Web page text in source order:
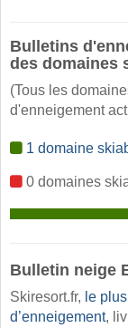
Bulletins
des domaines
(Tous les
d'enneigement
1 domaine
0 domaines
Bulletin neige
Skiresort.fr, le
d’enneigement,